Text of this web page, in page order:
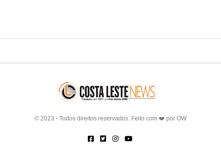
© 2023 - Todos direitos reservados. Feito com ❤️ por OW